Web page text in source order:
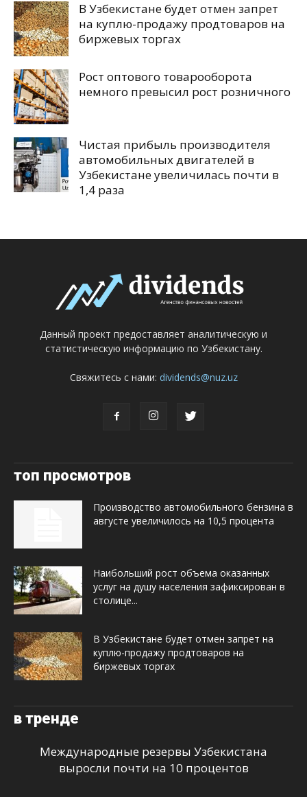
В Узбекистане будет отмен запрет
на куплю-продажу продтоваров на
биржевых торгах
Рост оптового товарооборота
немного превысил рост розничного
Чистая прибыль производителя
автомобильных двигателей в
Узбекистане увеличилась почти в
1,4 раза
Данный проект предоставляет аналитическую и
статистическую информацию по Узбекистану.
Свяжитесь с нами: dividends@nuz.uz
топ просмотров
Производство автомобильного бензина в
августе увеличилось на 10,5 процента
Наибольший рост объема оказанных
услуг на душу населения зафиксирован в
столице...
В Узбекистане будет отмен запрет на
куплю-продажу продтоваров на
биржевых торгах
в тренде
Международные резервы Узбекистана
выросли почти на 10 процентов